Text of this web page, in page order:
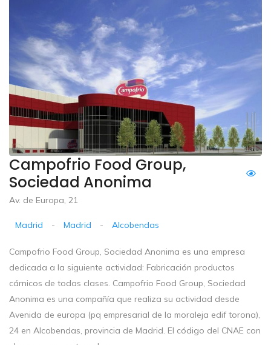
Campofrio Food Group,
Sociedad Anonima
Av. de Europa, 21
Madrid - Madrid - Alcobendas
Campofrio Food Group, Sociedad Anonima es una empresa
dedicada a la siguiente actividad: Fabricación productos
cárnicos de todas clases. Campofrio Food Group, Sociedad
Anonima es una compañía que realiza su actividad desde
Avenida de europa (pq empresarial de la moraleja edif torona),
24 en Alcobendas, provincia de Madrid. El código del CNAE con